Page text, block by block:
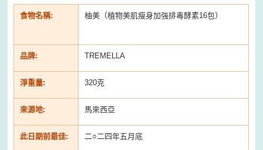
食物名稱: 柚美（植物美肌瘦身加強排毒酵素16包）
品牌: TREMELLA
淨重量: 320克
來源地: 馬來西亞
此日期前最佳: 二○二四年五月底